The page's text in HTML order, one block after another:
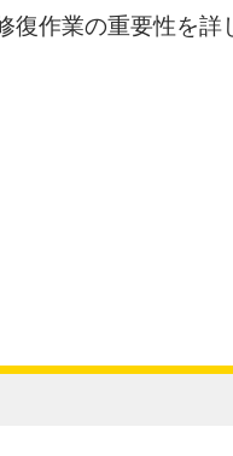
復作業の重要性を詳